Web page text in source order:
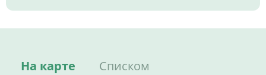
На карте Списком